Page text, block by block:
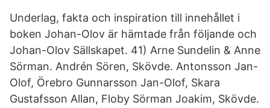
Underlag, fakta och inspiration till innehållet i
boken Johan-Olov är hämtade från följande och
Johan-Olov Sällskapet. 41) Arne Sundelin & Anne
Sörman. Andrén Sören, Skövde. Antonsson Jan-
Olof, Örebro Gunnarsson Jan-Olof, Skara
Gustafsson Allan, Floby Sörman Joakim, Skövde.